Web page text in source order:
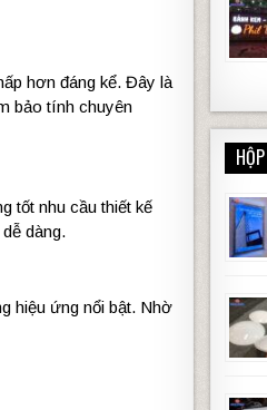
hơn đáng kể. Đây là
bảo tính chuyên
tốt nhu cầu thiết kế
dàng.
hiệu ứng nổi bật. Nhờ